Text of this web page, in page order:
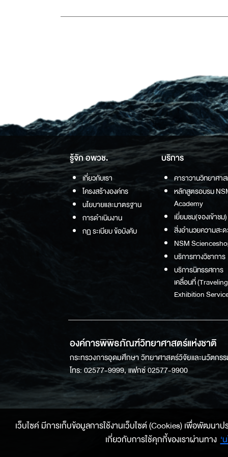
รู้จัก อพวช.
เกี่ยวกับเรา
โครงสร้างองค์กร
นโยบายและมาตรฐาน
การดำเนินงาน
กฏ ระเบียบ ข้อบังคับ
บริการ
คาราวานวิทยาศา
หลักสูตรอบรม
Academy
เยี่ยมชม(จองเข้าชม)
สิ่งอำนวยความสะ
NSM
บริการทางวิชาการ
บริการนิทรรศการ
เคลื่อนที่ (Traveling
Exhibition
องค์การพิพิธภัณฑ์วิทยาศาสตร์แห่งชาติ
กระทรวงการอุดมศึกษา วิทยาศาสตร์วิจัยและนวัตก
โทร: 02577-9999, แฟกซ์ 02577-9900
เว็บไซค์ มีการเก็บข้อมูลการใช้งานเว็บไซต์ (Cookies) เพื่อพัฒน
เกี่ยวกับการใช้คุกกี้ของเราผ่านทาง ‘